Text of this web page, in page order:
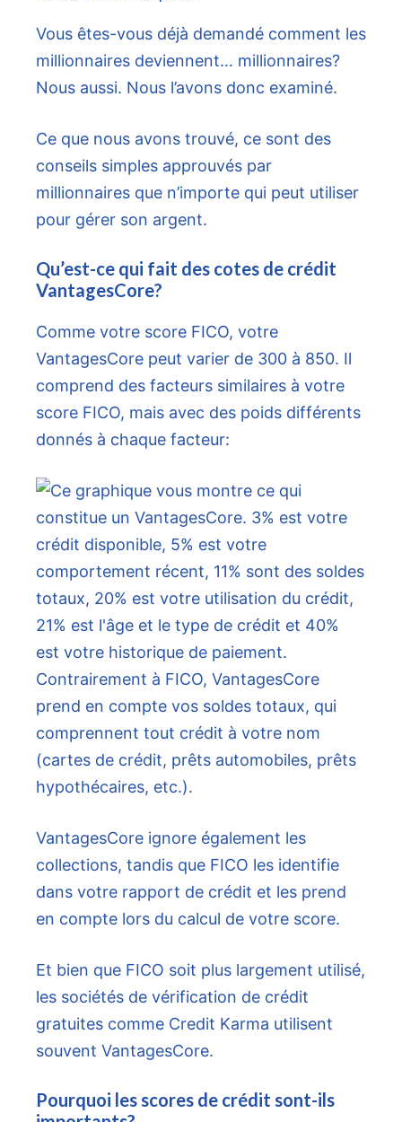
Vous êtes-vous déjà demandé comment les
millionnaires deviennent… millionnaires?
Nous aussi. Nous l’avons donc examiné.
Ce que nous avons trouvé, ce sont des
conseils simples approuvés par
millionnaires que n’importe qui peut utiliser
pour gérer son argent.
Qu’est-ce qui fait des cotes de crédit
VantagesCore?
Comme votre score FICO, votre
VantagesCore peut varier de 300 à 850. Il
comprend des facteurs similaires à votre
score FICO, mais avec des poids différents
donnés à chaque facteur:
Contrairement à FICO, VantagesCore
prend en compte vos soldes totaux, qui
comprennent tout crédit à votre nom
(cartes de crédit, prêts automobiles, prêts
hypothécaires, etc.).
VantagesCore ignore également les
collections, tandis que FICO les identifie
dans votre rapport de crédit et les prend
en compte lors du calcul de votre score.
Et bien que FICO soit plus largement utilisé,
les sociétés de vérification de crédit
gratuites comme Credit Karma utilisent
souvent VantagesCore.
Pourquoi les scores de crédit sont-ils